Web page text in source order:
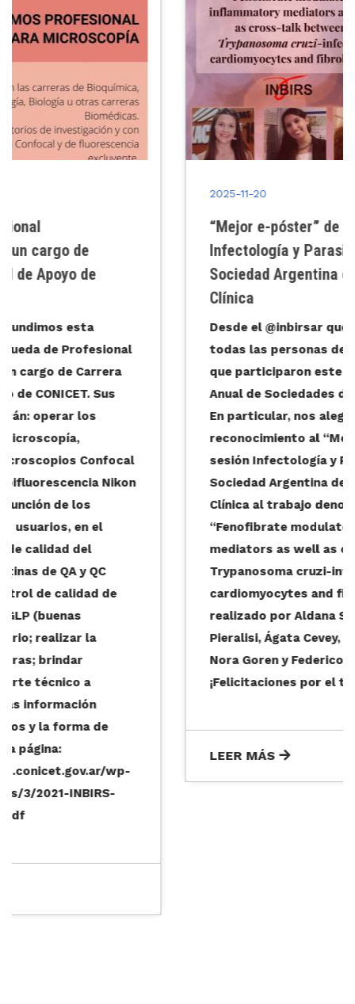
“Mejor e-póster” de la sesión
Infectología y Parasitología II de la
Sociedad Argentina de Investigación
Desde el @inbirsar queremos felicitar a
todas las personas de nuestro instituto
que participaron este año de la Reunión
Anual de Sociedades de Biociencias 2021.
En particular, nos alegramos por el
reconocimiento al “Mejor e-póster” de la
sesión Infectología y Parasitología II de la
Sociedad Argentina de Investigación
Clínica al trabajo denominado
“Fenofibrate modulates inflammatory
mediators as well as cross-talk between
Trypanosoma cruzi-infected
cardiomyocytes and fibroblasts”. Este fue
realizado por Aldana Sequeyra, Azul
Pieralisi, Ágata Cevey, Gerardo Mirkin,
Nora Goren y Federico Penas.
¡Felicitaciones por el trabajo realizado!
LEER MÁS